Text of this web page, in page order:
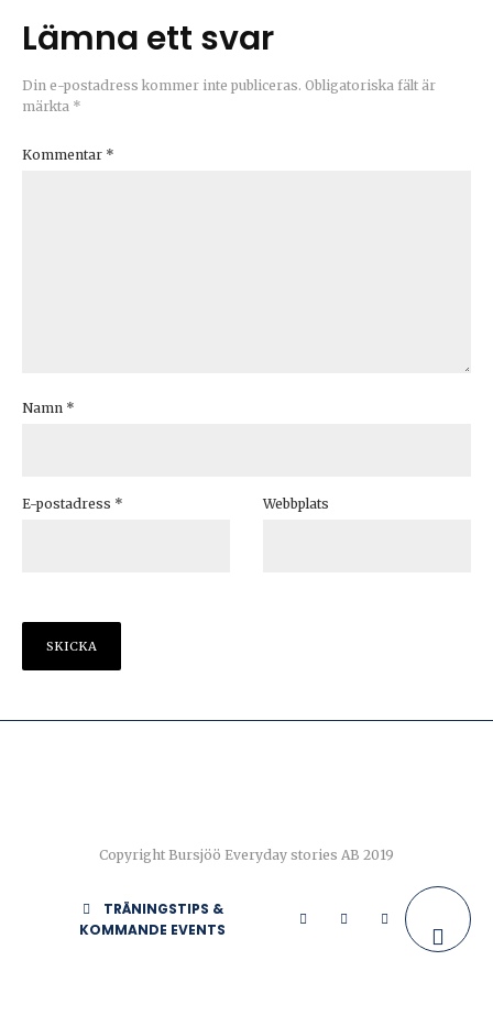
Lämna ett svar
Din e-postadress kommer inte publiceras. Obligatoriska fält är
märkta *
Kommentar *
Namn *
E-postadress * Webbplats
Copyright Bursjöö Everyday stories AB 2019
TRÄNINGSTIPS &
KOMMANDE EVENTS